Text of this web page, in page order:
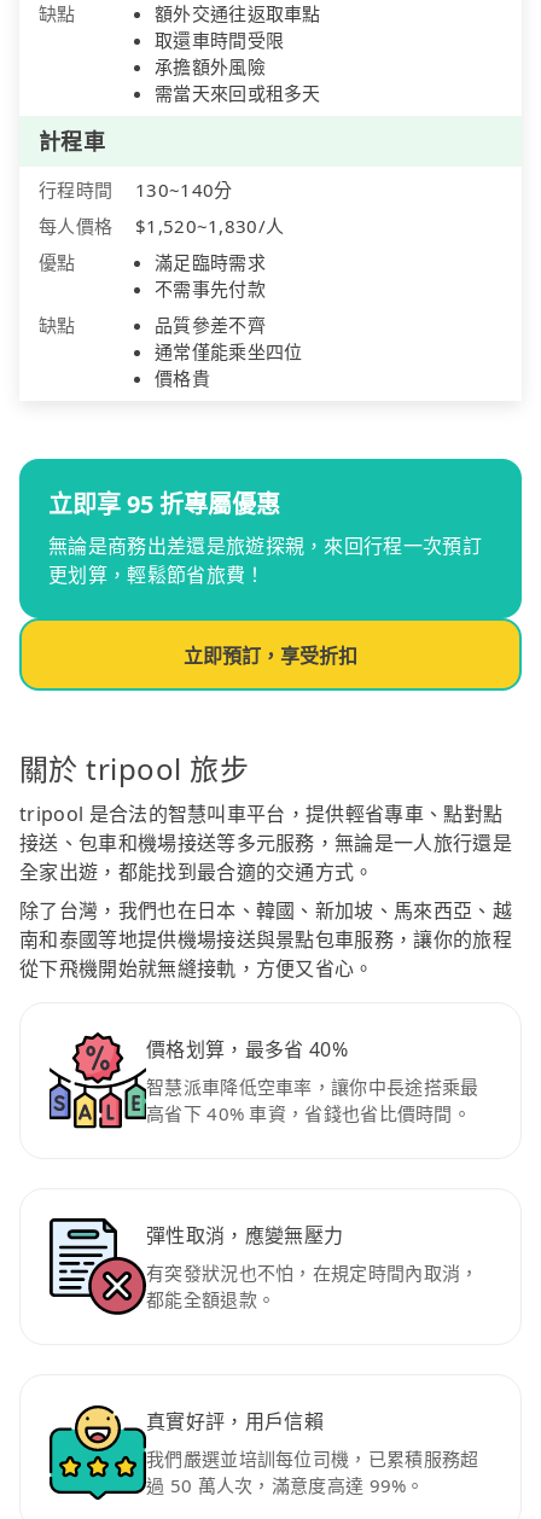
缺點
額外交通往返取車點
取還車時間受限
承擔額外風險
需當天來回或租多天
計程車
行程時間
130~140分
每人價格
$1,520~1,830/人
優點
滿足臨時需求
不需事先付款
缺點
品質參差不齊
通常僅能乘坐四位
價格貴
立即享 95 折專屬優惠
無論是商務出差還是旅遊探親，來回行程一次預訂
更划算，輕鬆節省旅費！
立即預訂，享受折扣
關於 tripool 旅步
tripool 是合法的智慧叫車平台，提供輕省專車、點對點
接送、包車和機場接送等多元服務，無論是一人旅行還是
全家出遊，都能找到最合適的交通方式。
除了台灣，我們也在日本、韓國、新加坡、馬來西亞、越
南和泰國等地提供機場接送與景點包車服務，讓你的旅程
從下飛機開始就無縫接軌，方便又省心。
價格划算，最多省 40%
智慧派車降低空車率，讓你中長途搭乘最
高省下 40% 車資，省錢也省比價時間。
彈性取消，應變無壓力
有突發狀況也不怕，在規定時間內取消，
都能全額退款。
真實好評，用戶信賴
我們嚴選並培訓每位司機，已累積服務超
過 50 萬人次，滿意度高達 99%。